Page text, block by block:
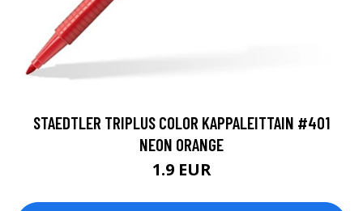
STAEDTLER TRIPLUS COLOR KAPPALEITTAIN #401
NEON ORANGE
1.9 EUR